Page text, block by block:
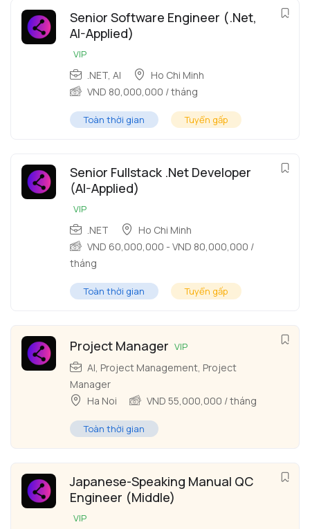
Senior Software Engineer (.Net,
AI-Applied)
VIP
.NET, AI
Ho Chi Minh
VND 80,000,000 / tháng
Toàn thời gian Tuyển gấp
Senior Fullstack .Net Developer
(AI-Applied)
VIP
.NET
Ho Chi Minh
VND 60,000,000 - VND 80,000,000 /
tháng
Toàn thời gian Tuyển gấp
Project Manager VIP
AI, Project Management, Project
Manager
Ha Noi
VND 55,000,000 / tháng
Toàn thời gian
Japanese-Speaking Manual QC
Engineer (Middle)
VIP